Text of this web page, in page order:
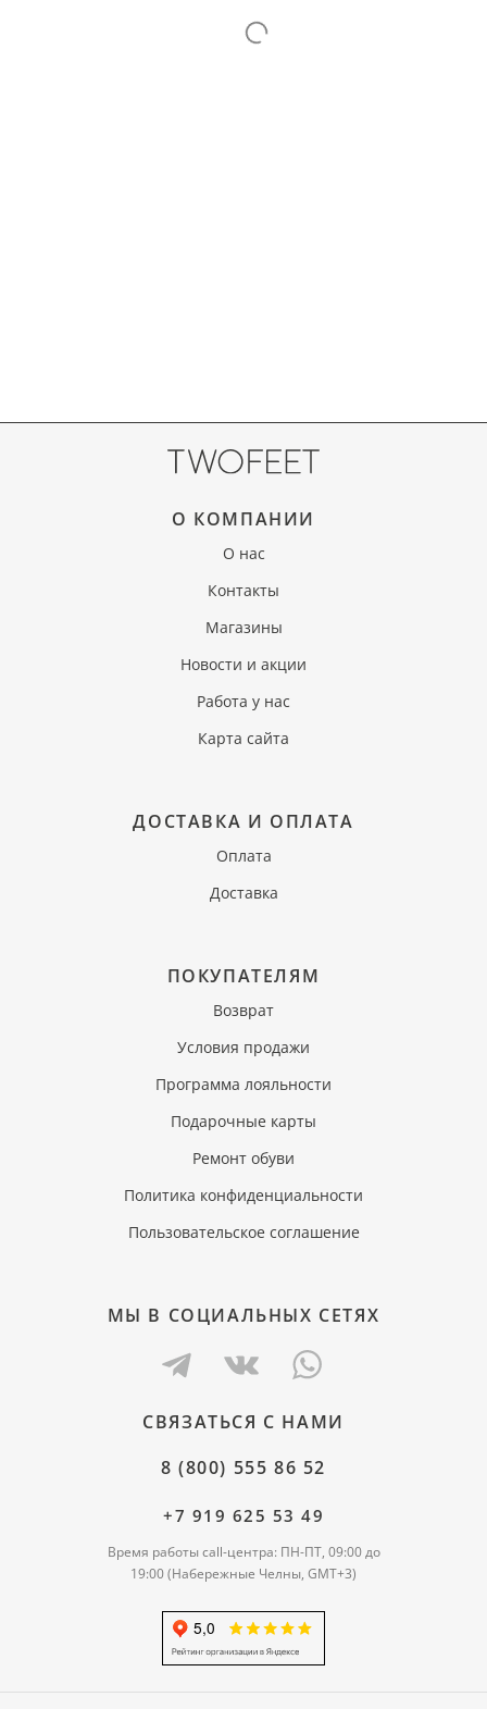
О КОМПАНИИ
О нас
Контакты
Магазины
Новости и акции
Работа у нас
Карта сайта
ДОСТАВКА И ОПЛАТА
Оплата
Доставка
ПОКУПАТЕЛЯМ
Возврат
Условия продажи
Программа лояльности
Подарочные карты
Ремонт обуви
Политика конфиденциальности
Пользовательское соглашение
МЫ В СОЦИАЛЬНЫХ СЕТЯХ
СВЯЗАТЬСЯ С НАМИ
8 (800) 555 86 52
+7 919 625 53 49
Время работы call-центра: ПН-ПТ, 09:00 до
19:00 (Набережные Челны, GMT+3)